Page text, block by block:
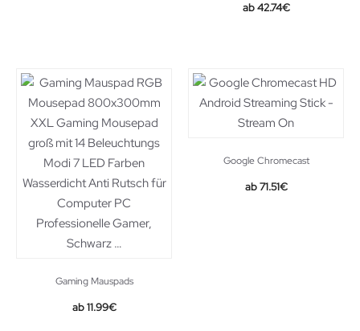
42.74€
Gaming Mauspads
Original
11.99€Current
Google Chromecast
71.51€